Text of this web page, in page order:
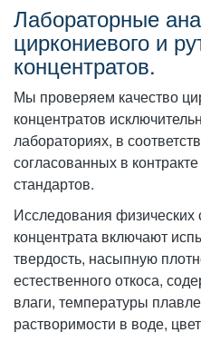
Лабораторные
циркониевого и
концентратов.
Мы проверяем качество
концентратов
лабораториях, в
согласованных в
стандартов.
Исследования физических
концентрата включают
твердость, насыпную
естественного откоса,
влаги, температуры
растворимости в воде,